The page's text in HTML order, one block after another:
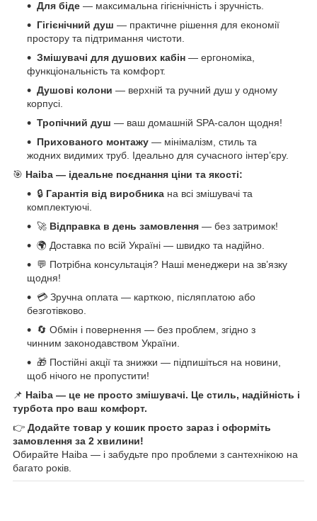
Для біде — максимальна гігієнічність і зручність.
Гігієнічний душ — практичне рішення для економії
простору та підтримання чистоти.
Змішувачі для душових кабін — ергономіка,
функціональність та комфорт.
Душові колони — верхній та ручний душ у одному
корпусі.
Тропічний душ — ваш домашній SPA-салон щодня!
Прихованого монтажу — мінімалізм, стиль та
жодних видимих труб. Ідеально для сучасного інтер’єру.
🎯 Haiba — ідеальне поєднання ціни та якості:
🔒 Гарантія від виробника на всі змішувачі та
комплектуючі.
🚀 Відправка в день замовлення — без затримок!
🌍 Доставка по всій Україні — швидко та надійно.
💬 Потрібна консультація? Наші менеджери на зв’язку
щодня!
💳 Зручна оплата — карткою, післяплатою або
безготівково.
🔄 Обмін і повернення — без проблем, згідно з
чинним законодавством України.
🎁 Постійні акції та знижки — підпишіться на новини,
щоб нічого не пропустити!
📌 Haiba — це не просто змішувачі. Це стиль, надійність і
турбота про ваш комфорт.
👉 Додайте товар у кошик просто зараз і оформіть
замовлення за 2 хвилини!
Обирайте Haiba — і забудьте про проблеми з сантехнікою на
багато років.